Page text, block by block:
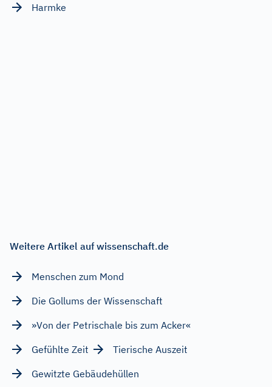
Harmke
Weitere Artikel auf wissenschaft.de
Menschen zum Mond
Die Gollums der Wissenschaft
»Von der Petrischale bis zum Acker«
Gefühlte Zeit
Tierische Auszeit
Gewitzte Gebäudehüllen